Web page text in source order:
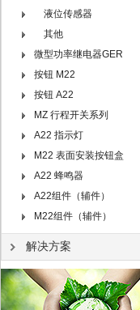
液位传感器
其他
微型功率继电器GER
按钮 M22
按钮 A22
MZ 行程开关系列
A22 指示灯
M22 表面安装按钮盒
A22 蜂鸣器
A22组件（辅件）
M22组件（辅件）
解决方案